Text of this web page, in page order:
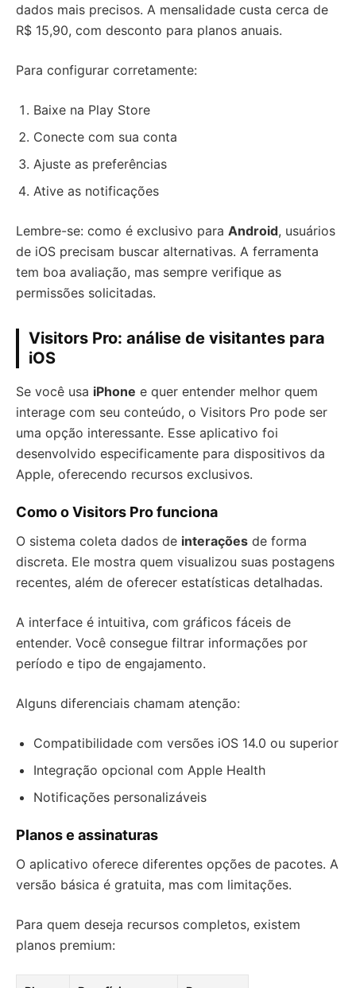
dados mais precisos. A mensalidade custa cerca de
R$ 15,90, com desconto para planos anuais.
Para configurar corretamente:
Baixe na Play Store
Conecte com sua conta
Ajuste as preferências
Ative as notificações
Lembre-se: como é exclusivo para Android, usuários
de iOS precisam buscar alternativas. A ferramenta
tem boa avaliação, mas sempre verifique as
permissões solicitadas.
Visitors Pro: análise de visitantes para
iOS
Se você usa iPhone e quer entender melhor quem
interage com seu conteúdo, o Visitors Pro pode ser
uma opção interessante. Esse aplicativo foi
desenvolvido especificamente para dispositivos da
Apple, oferecendo recursos exclusivos.
Como o Visitors Pro funciona
O sistema coleta dados de interações de forma
discreta. Ele mostra quem visualizou suas postagens
recentes, além de oferecer estatísticas detalhadas.
A interface é intuitiva, com gráficos fáceis de
entender. Você consegue filtrar informações por
período e tipo de engajamento.
Alguns diferenciais chamam atenção:
Compatibilidade com versões iOS 14.0 ou superior
Integração opcional com Apple Health
Notificações personalizáveis
Planos e assinaturas
O aplicativo oferece diferentes opções de pacotes. A
versão básica é gratuita, mas com limitações.
Para quem deseja recursos completos, existem
planos premium: